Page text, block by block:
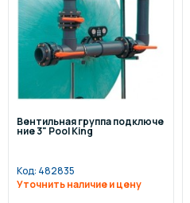
Вентильная группа подключе
ние 3" Pool King
Код: 482835
Уточнить наличие и цену